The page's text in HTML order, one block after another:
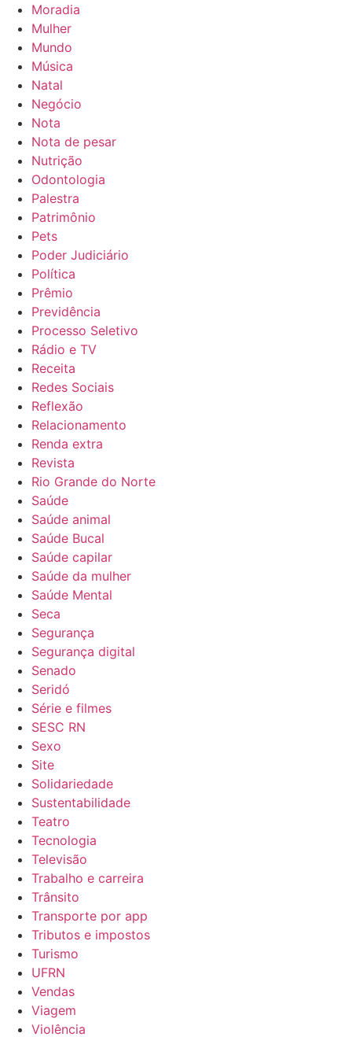
Moradia
Mulher
Mundo
Música
Natal
Negócio
Nota
Nota de pesar
Nutrição
Odontologia
Palestra
Patrimônio
Pets
Poder Judiciário
Política
Prêmio
Previdência
Processo Seletivo
Rádio e TV
Receita
Redes Sociais
Reflexão
Relacionamento
Renda extra
Revista
Rio Grande do Norte
Saúde
Saúde animal
Saúde Bucal
Saúde capilar
Saúde da mulher
Saúde Mental
Seca
Segurança
Segurança digital
Senado
Seridó
Série e filmes
SESC RN
Sexo
Site
Solidariedade
Sustentabilidade
Teatro
Tecnologia
Televisão
Trabalho e carreira
Trânsito
Transporte por app
Tributos e impostos
Turismo
UFRN
Vendas
Viagem
Violência